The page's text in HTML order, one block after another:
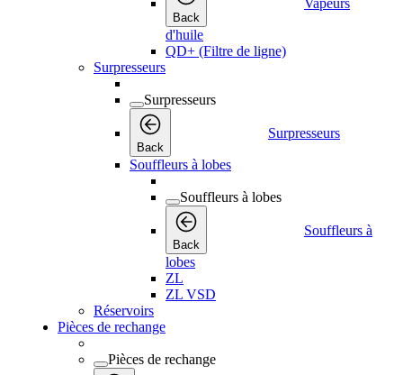
Back
Vapeurs
d'huile
QD+ (Filtre de ligne)
Surpresseurs
Surpresseurs
Back
Surpresseurs
Souffleurs à lobes
Souffleurs à lobes
Back
Souffleurs à
lobes
ZL
ZL VSD
Réservoirs
Pièces de rechange
Pièces de rechange